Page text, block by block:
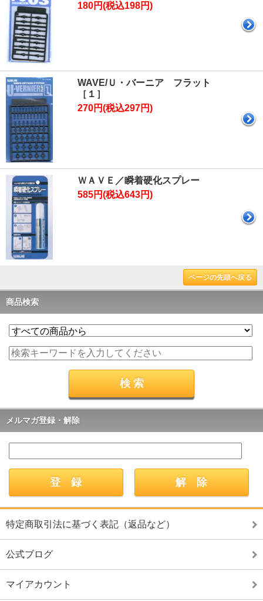
180円(税込198円)
WAVE/Ｕ・バーニア フラット
［１］
270円(税込297円)
ＷＡＶＥ／瞬着硬化スプレー
585円(税込643円)
ページの先頭へ戻る
商品検索
メルマガ登録・解除
特定商取引法に基づく表記（返品など）
公式ブログ
マイアカウント